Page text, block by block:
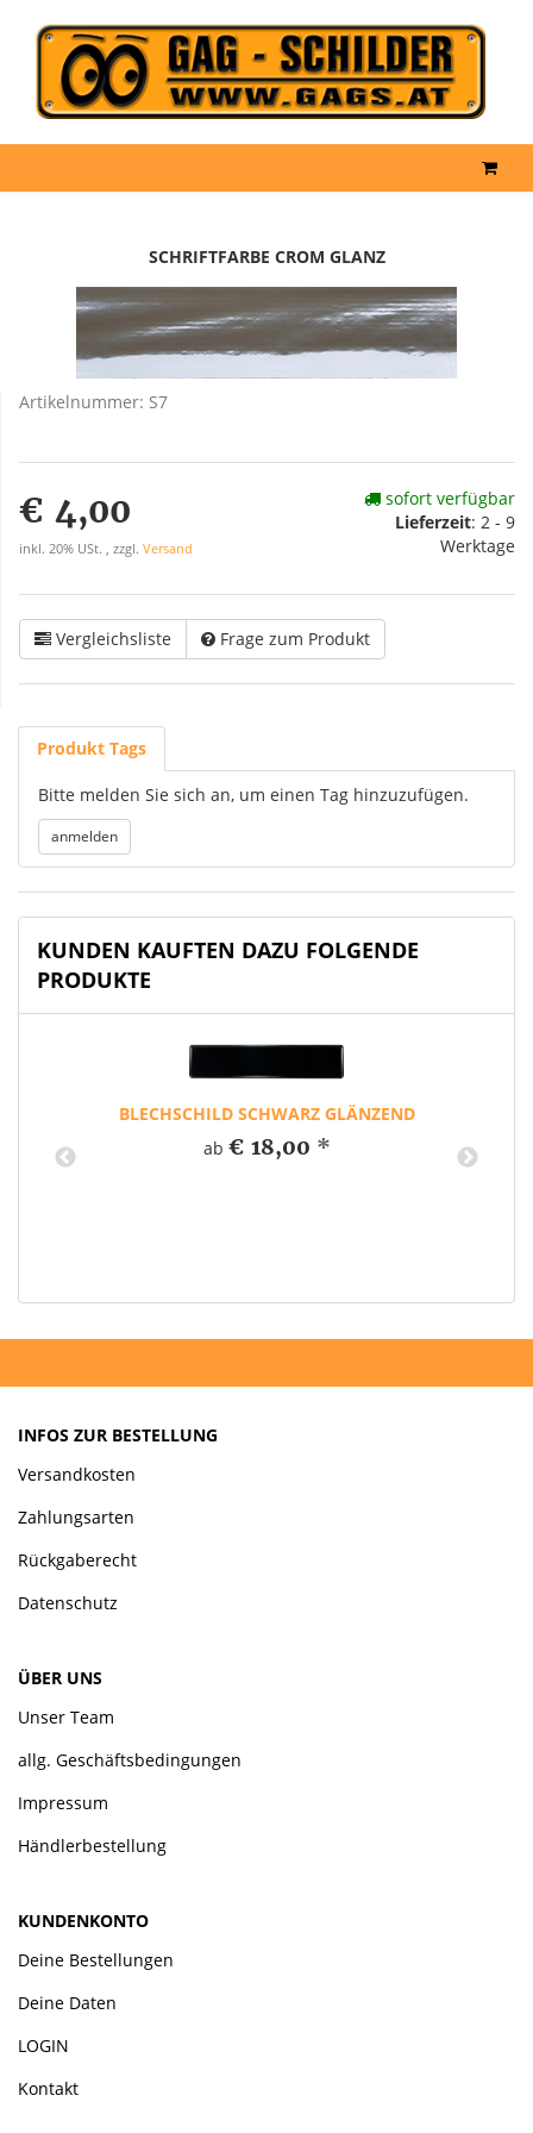
SCHRIFTFARBE CROM GLANZ
Artikelnummer: S7
€ 4,00
inkl. 20% USt. , zzgl. Versand
sofort verfügbar
Lieferzeit: 2 - 9
Werktage
Vergleichsliste Frage zum Produkt
Produkt Tags
Bitte melden Sie sich an, um einen Tag hinzuzufügen.
KUNDEN KAUFTEN DAZU FOLGENDE
PRODUKTE
BLECHSCHILD SCHWARZ GLÄNZEND
ab € 18,00 *
INFOS ZUR BESTELLUNG
Versandkosten
Zahlungsarten
Rückgaberecht
Datenschutz
ÜBER UNS
Unser Team
allg. Geschäftsbedingungen
Impressum
Händlerbestellung
KUNDENKONTO
Deine Bestellungen
Deine Daten
LOGIN
Kontakt